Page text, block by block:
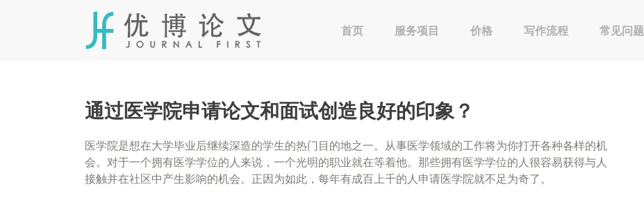
首页 服务项目 价格 写作流程 常见问题
通过医学院申请论文和面试创造良好的印象？
医学院是想在大学毕业后继续深造的学生的热门目的地之一。从事医学领域的工作将为你打开各种各样的机
会。对于一个拥有医学学位的人来说，一个光明的职业就在等着他。那些拥有医学学位的人很容易获得与人
接触并在社区中产生影响的机会。正因为如此，每年有成百上千的人申请医学院就不足为奇了。